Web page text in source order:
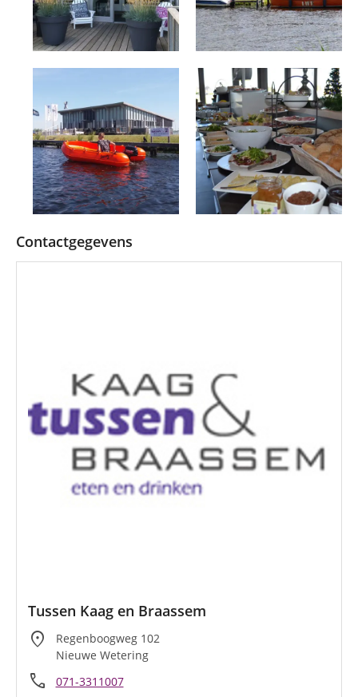
Contactgegevens
Tussen Kaag en Braassem
location_on
Regenboogweg 102
Nieuwe Wetering
call 071-3311007